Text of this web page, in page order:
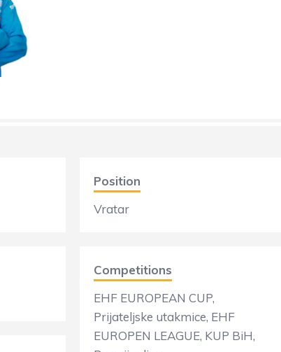
Position
Vratar
Competitions
EHF EUROPEAN CUP,
Prijateljske utakmice, EHF
EUROPEN LEAGUE, KUP BiH,